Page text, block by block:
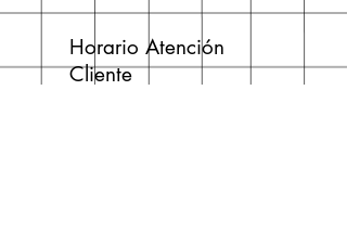
Horario Atención
Cliente